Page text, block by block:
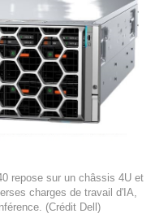
repose sur un châssis 4U et
charges de travail d'IA,
(Crédit Dell)